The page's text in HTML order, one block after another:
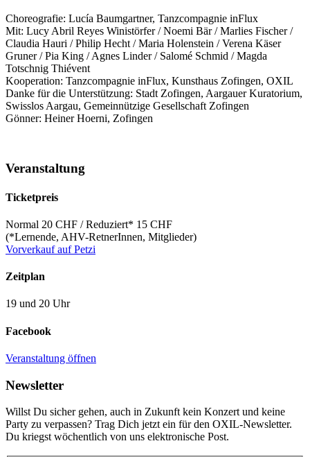
Choreografie: Lucía Baumgartner, Tanzcompagnie inFlux
Mit: Lucy Abril Reyes Winistörfer / Noemi Bär / Marlies Fischer /
Claudia Hauri / Philip Hecht / Maria Holenstein / Verena Käser
Gruner / Pia King / Agnes Linder / Salomé Schmid / Magda
Totschnig Thiévent
Kooperation: Tanzcompagnie inFlux, Kunsthaus Zofingen, OXIL
Danke für die Unterstützung: Stadt Zofingen, Aargauer Kuratorium,
Swisslos Aargau, Gemeinnützige Gesellschaft Zofingen
Gönner: Heiner Hoerni, Zofingen
Veranstaltung
Ticketpreis
Normal 20 CHF / Reduziert* 15 CHF
(*Lernende, AHV-RetnerInnen, Mitglieder)
Vorverkauf auf Petzi
Zeitplan
19 und 20 Uhr
Facebook
Veranstaltung öffnen
Newsletter
Willst Du sicher gehen, auch in Zukunft kein Konzert und keine
Party zu verpassen? Trag Dich jetzt ein für den OXIL-Newsletter.
Du kriegst wöchentlich von uns elektronische Post.